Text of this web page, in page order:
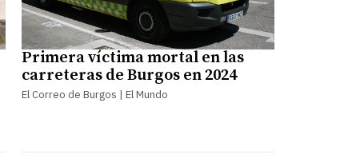
Primera víctima mortal en las
carreteras de Burgos en 2024
El Correo de Burgos | El Mundo